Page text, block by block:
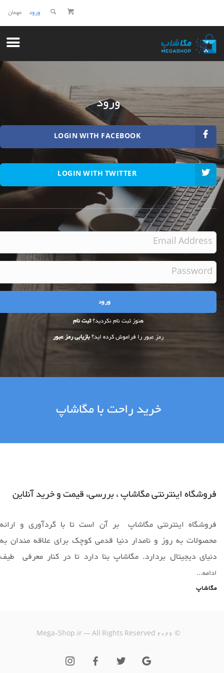
مهمان ورود
ورود
LOGIN WITH FACEBOOK
LOGIN WITH TWITTER
هنوز ثبت نام نکردید؟ثبت نام
رمز عبور را فراموش کرده اید؟بازیابی رمز عبور
خرید راحت با مگاشاپ
فروشگاه اینترنتی مگاشاپ ، بررسی، قیمت و خرید آنلاین
فروشگاه اینترنتی مگاشاپ بر آن است تا با گردآوری و ارائه
محصولات به روز و نامدار دنیا قدمی کوچک برای علاقه مندان به
دنیای دیجیتال بردارد. مگاشاپ بنا دارد تا در کنار معرفی طیف
وسیعی از محصولات به روز دنیا ،فضایی را برای خرید آسان و ارائه
محصولات قابل عرضه دراختیار همه همراهان خود قرار دهد.
کالاهایی متنوع، باکیفیت و دارای قیمت مناسب را در مدت زمان ی
کوتاه به دست مشتریان خود برساند؛ ویژگی‌هایی که فروشگاه
ادامه...
مگاشاپ
©
2026